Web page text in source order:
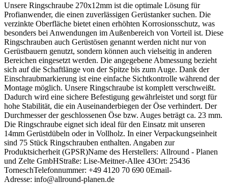
Unsere Ringschraube 270x12mm ist die optimale Lösung für
Profianwender, die einen zuverlässigen Gerüstanker suchen. Die
verzinkte Oberfläche bietet einen erhöhten Korrosionsschutz, was
besonders bei Anwendungen im Außenbereich von Vorteil ist. Diese
Ringschrauben auch Gerüstösen genannt werden nicht nur von
Gerüstbauern genutzt, sondern können auch vielseitig in anderen
Bereichen eingesetzt werden. Die angegebene Abmessung bezieht
sich auf die Schaftlänge von der Spitze bis zum Auge. Dank der
Einschraubmarkierung ist eine einfache Sichtkontrolle während der
Montage möglich. Unsere Ringschraube ist komplett verschweißt.
Dadurch wird eine sichere Befestigung gewährleistet und sorgt für
hohe Stabilität, die ein Auseinanderbiegen der Öse verhindert. Der
Durchmesser der geschlossenen Öse bzw. Auges beträgt ca. 23 mm.
Die Ringschraube eignet sich ideal für den Einsatz mit unseren
14mm Gerüstdübeln oder in Vollholz. In einer Verpackungseinheit
sind 75 Stück Ringschrauben enthalten. Angaben zur
Produktsicherheit (GPSR)Name des Herstellers: Allround - Planen
und Zelte GmbHStraße: Lise-Meitner-Allee 43Ort: 25436
TorneschTelefonnummer: +49 4120 70 690 0Email-
Adresse: info@allround-planen.de